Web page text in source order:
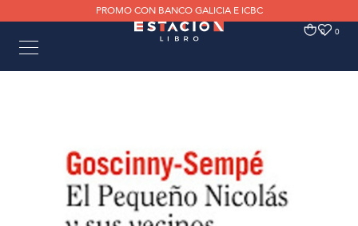
PROMO CON BANCO GALICIA E ICBC
0 0